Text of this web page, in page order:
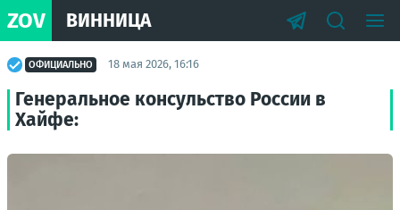
ZOV ВИННИЦА
ОФИЦИАЛЬНО 18 мая 2026, 16:16
Генеральное консульство России в
Хайфе: